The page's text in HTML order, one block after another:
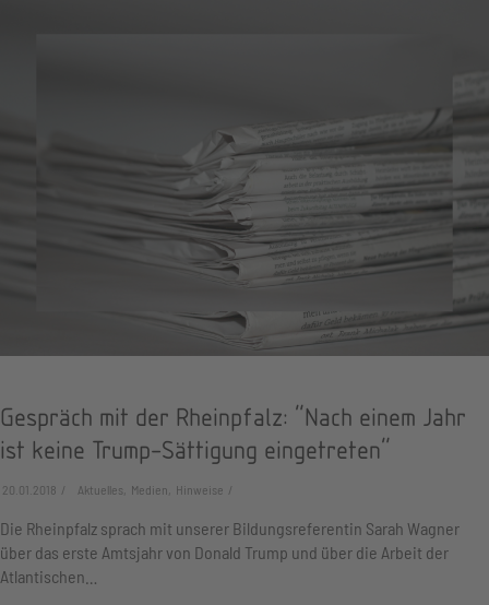
Gespräch mit der Rheinpfalz: "Nach einem Jahr
ist keine Trump-Sättigung eingetreten"
20.01.2018 Aktuelles, Medien, Hinweise
Die Rheinpfalz sprach mit unserer Bildungsreferentin Sarah Wagner
über das erste Amtsjahr von Donald Trump und über die Arbeit der
Atlantischen…